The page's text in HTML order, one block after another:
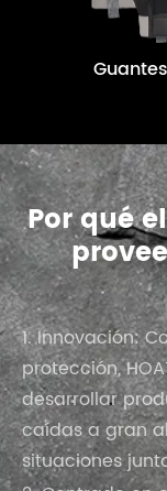
Guantes
Por qué
1. Innovación:
protección,
desarrollar
caídas a gran
situaciones